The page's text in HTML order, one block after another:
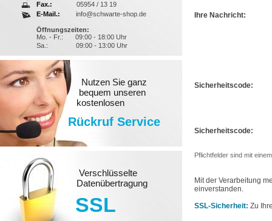
Ihre Nachricht:
Sicherheitscode:
Sicherheitscode:
Pflichtfelder sind mit
Mit der Verarbeitung
einverstanden.
SSL-Sicherheit: Zu
Fax.:
05954 / 13 19
E-Mail.:
info@schwarte-shop.de
Öffnungszeiten:
Mo. - Fr.:
09:00 - 18:00 Uhr
Sa.:
09:00 - 13:00 Uhr
Nutzen Sie ganz
bequem unseren
kostenlosen
Rückruf Service
Verschlüsselte
Datenübertragung
SSL